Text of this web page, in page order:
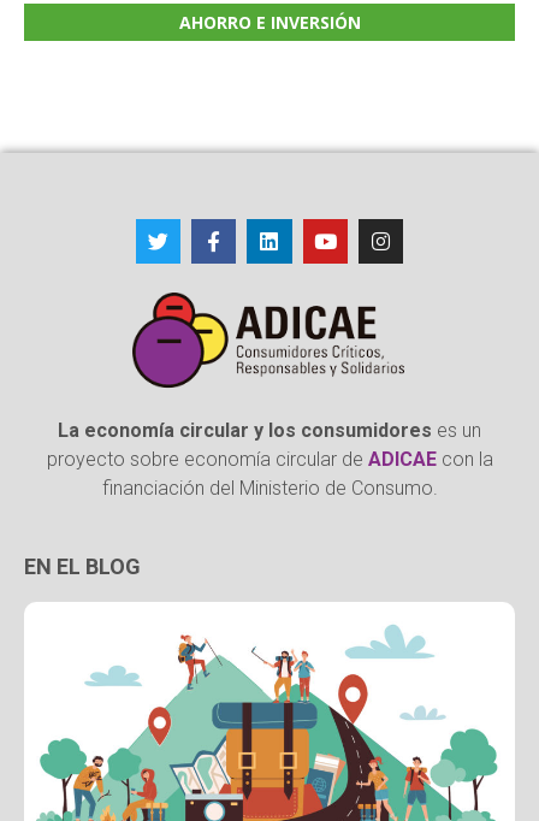
AHORRO E INVERSIÓN
La economía circular y los consumidores es un
proyecto sobre economía circular de ADICAEcon la
financiación del Ministerio de Consumo.
EN EL BLOG